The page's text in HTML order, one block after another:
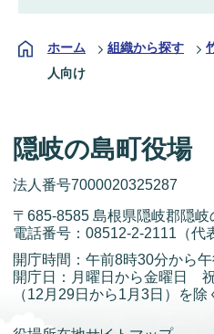
ホーム 組織から探す
人向け
隠岐の島町役場
法人番号7000020325287
〒685-8585 島根県隠岐郡隠
電話番号：08512-2-2111 （代
開庁時間：午前8時30分から
開庁日：月曜日から金曜日
（12月29日から1月3日）を除